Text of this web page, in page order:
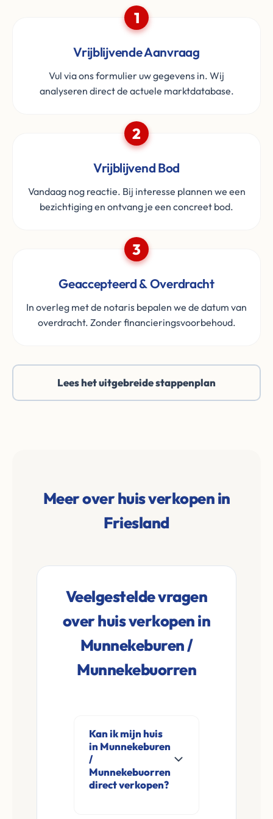
1
Vrijblijvende Aanvraag
Vul via ons formulier uw gegevens in. Wij
analyseren direct de actuele marktdatabase.
2
Vrijblijvend Bod
Vandaag nog reactie. Bij interesse plannen we een
bezichtiging en ontvang je een concreet bod.
3
Geaccepteerd & Overdracht
In overleg met de notaris bepalen we de datum van
overdracht. Zonder financieringsvoorbehoud.
Lees het uitgebreide stappenplan
Meer over huis verkopen in
Friesland
Veelgestelde vragen
over huis verkopen in
Munnekeburen /
Munnekebuorren
Kan ik mijn huis
in Munnekeburen
/
Munnekebuorren
direct verkopen?